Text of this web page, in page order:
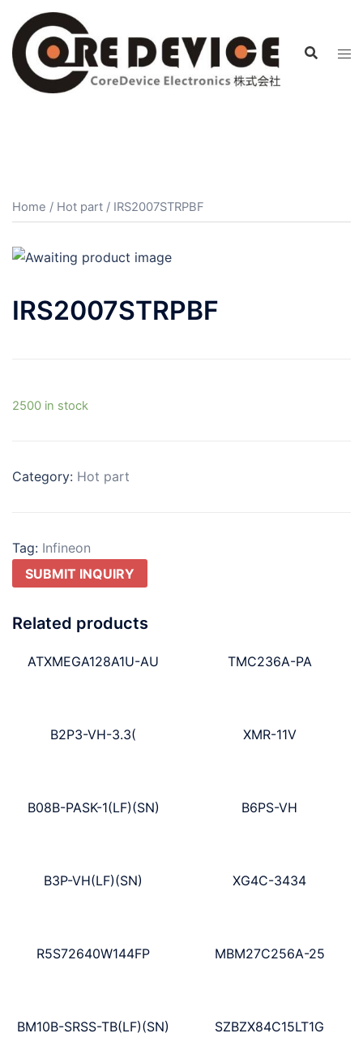
Home / Hot part / IRS2007STRPBF
IRS2007STRPBF
2500 in stock
Category: Hot part
Tag: Infineon
SUBMIT INQUIRY
Related products
ATXMEGA128A1U-AU TMC236A-PA
B2P3-VH-3.3( XMR-11V
B08B-PASK-1(LF)(SN) B6PS-VH
B3P-VH(LF)(SN) XG4C-3434
R5S72640W144FP MBM27C256A-25
BM10B-SRSS-TB(LF)(SN) SZBZX84C15LT1G